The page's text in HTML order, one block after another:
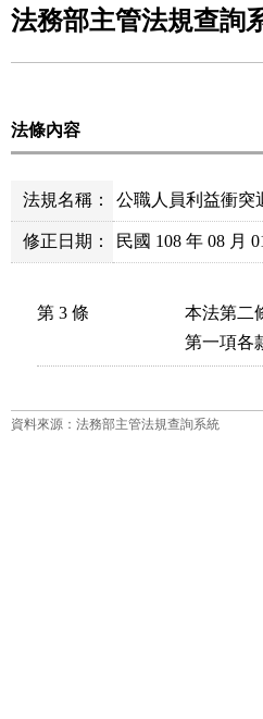
法務部主管法規查詢
法條內容
法規名稱： 公職人員利益衝突
修正日期： 民國 108 年 08 月
第 3 條
本法第二
第一項各
資料來源：法務部主管法規查詢系統